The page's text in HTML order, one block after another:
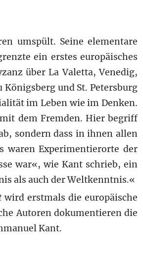
umspült. Seine elementare
ein erstes europäisches
über La Valetta, Venedig,
und St. Petersburg
im Leben wie im Denken.
dem Fremden. Hier begriff
sondern dass in ihnen allen
waren Experimentierorte der
war«, wie Kant schrieb, ein
als auch der Weltkenntnis.«
wird erstmals die europäische
Autoren dokumentieren die
Kant.